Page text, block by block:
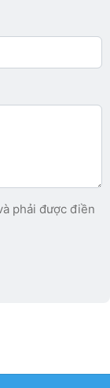
phải được điền